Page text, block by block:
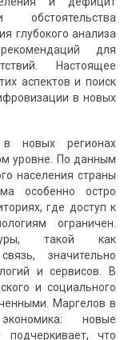
глубокого анализа
для
Настоящее
аспектов и поиск
в новых
новых регионах
уровне. По данным
населения страны
особенно остро
где доступ к
ограничен.
такой как
значительно
и сервисов. В
и социального
Маргелов в
новые
что